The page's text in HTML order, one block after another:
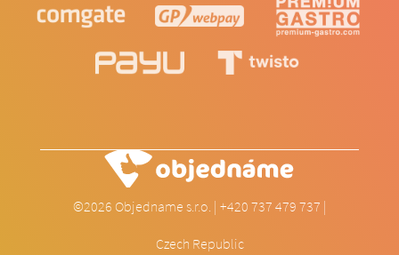
©2026 Objedname s.r.o. | +420 737 479 737 |
info@objedname.cz
Czech Republic